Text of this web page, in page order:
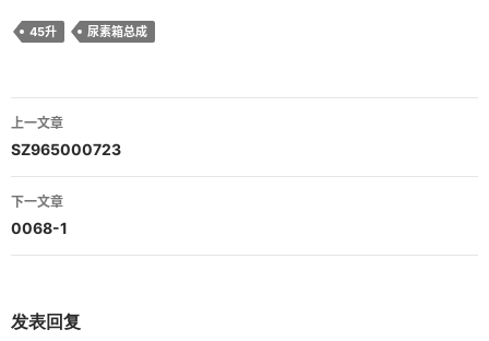
45升 尿素箱总成
文
章
导
航
上一文章
SZ965000723
下一文章
0068-1
发表回复